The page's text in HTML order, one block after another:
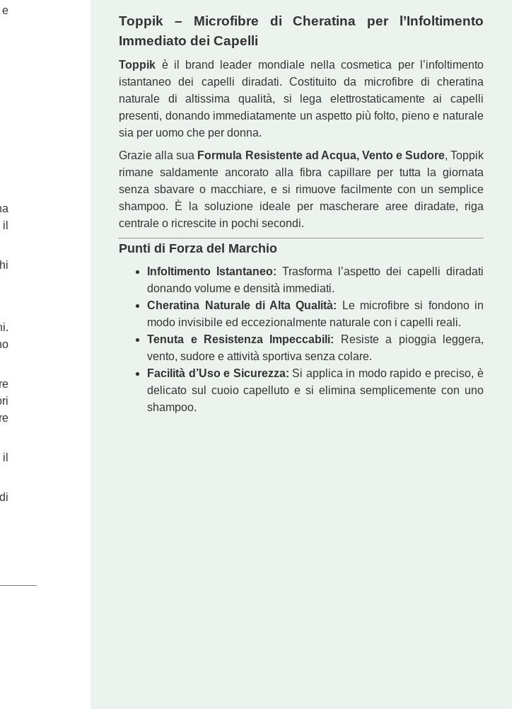
e
Toppik – Microfibre di Cheratina per l’Infoltimento
Immediato dei Capelli
Toppik è il brand leader mondiale nella cosmetica per l’infoltimento
istantaneo dei capelli diradati. Costituito da microfibre di cheratina
naturale di altissima qualità, si lega elettrostaticamente ai capelli
presenti, donando immediatamente un aspetto più folto, pieno e naturale
sia per uomo che per donna.
Grazie alla sua Formula Resistente ad Acqua, Vento e Sudore, Toppik
rimane saldamente ancorato alla fibra capillare per tutta la giornata
senza sbavare o macchiare, e si rimuove facilmente con un semplice
shampoo. È la soluzione ideale per mascherare aree diradate, riga
centrale o ricrescite in pochi secondi.
Punti di Forza del Marchio
Infoltimento Istantaneo: Trasforma l’aspetto dei capelli diradati
donando volume e densità immediati.
Cheratina Naturale di Alta Qualità: Le microfibre si fondono in
modo invisibile ed eccezionalmente naturale con i capelli reali.
Tenuta e Resistenza Impeccabili: Resiste a pioggia leggera,
vento, sudore e attività sportiva senza colare.
Facilità d’Uso e Sicurezza: Si applica in modo rapido e preciso, è
delicato sul cuoio capelluto e si elimina semplicemente con uno
shampoo.